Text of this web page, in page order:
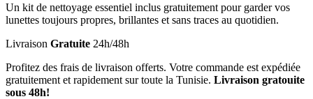
Un kit de nettoyage essentiel inclus gratuitement pour garder vos
lunettes toujours propres, brillantes et sans traces au quotidien.
Livraison Gratuite 24h/48h
Profitez des frais de livraison offerts. Votre commande est expédiée
gratuitement et rapidement sur toute la Tunisie. Livraison gratouite
sous 48h!